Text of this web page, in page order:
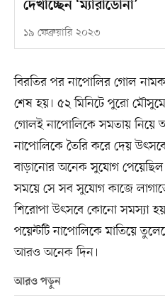
দেখাচ্ছেন ‘ম্যারাডোনা’
১৯ ফেব্রুয়ারি ২০২৩
বিরতির পর নাপোলির গোল
শেষ হয়। ৫২ মিনিটে পুরো
গোলই নাপোলিকে সমতায়
নাপোলিকে তৈরি করে দেয়
বাড়ানোর অনেক সুযোগ পেয়েছিল
সময়ে সে সব সুযোগ কাজে
শিরোপা উৎসবে কোনো সমস্যা
পয়েন্টটি নাপোলিকে মাতিয়ে
আরও অনেক দিন।
আরও পড়ুন